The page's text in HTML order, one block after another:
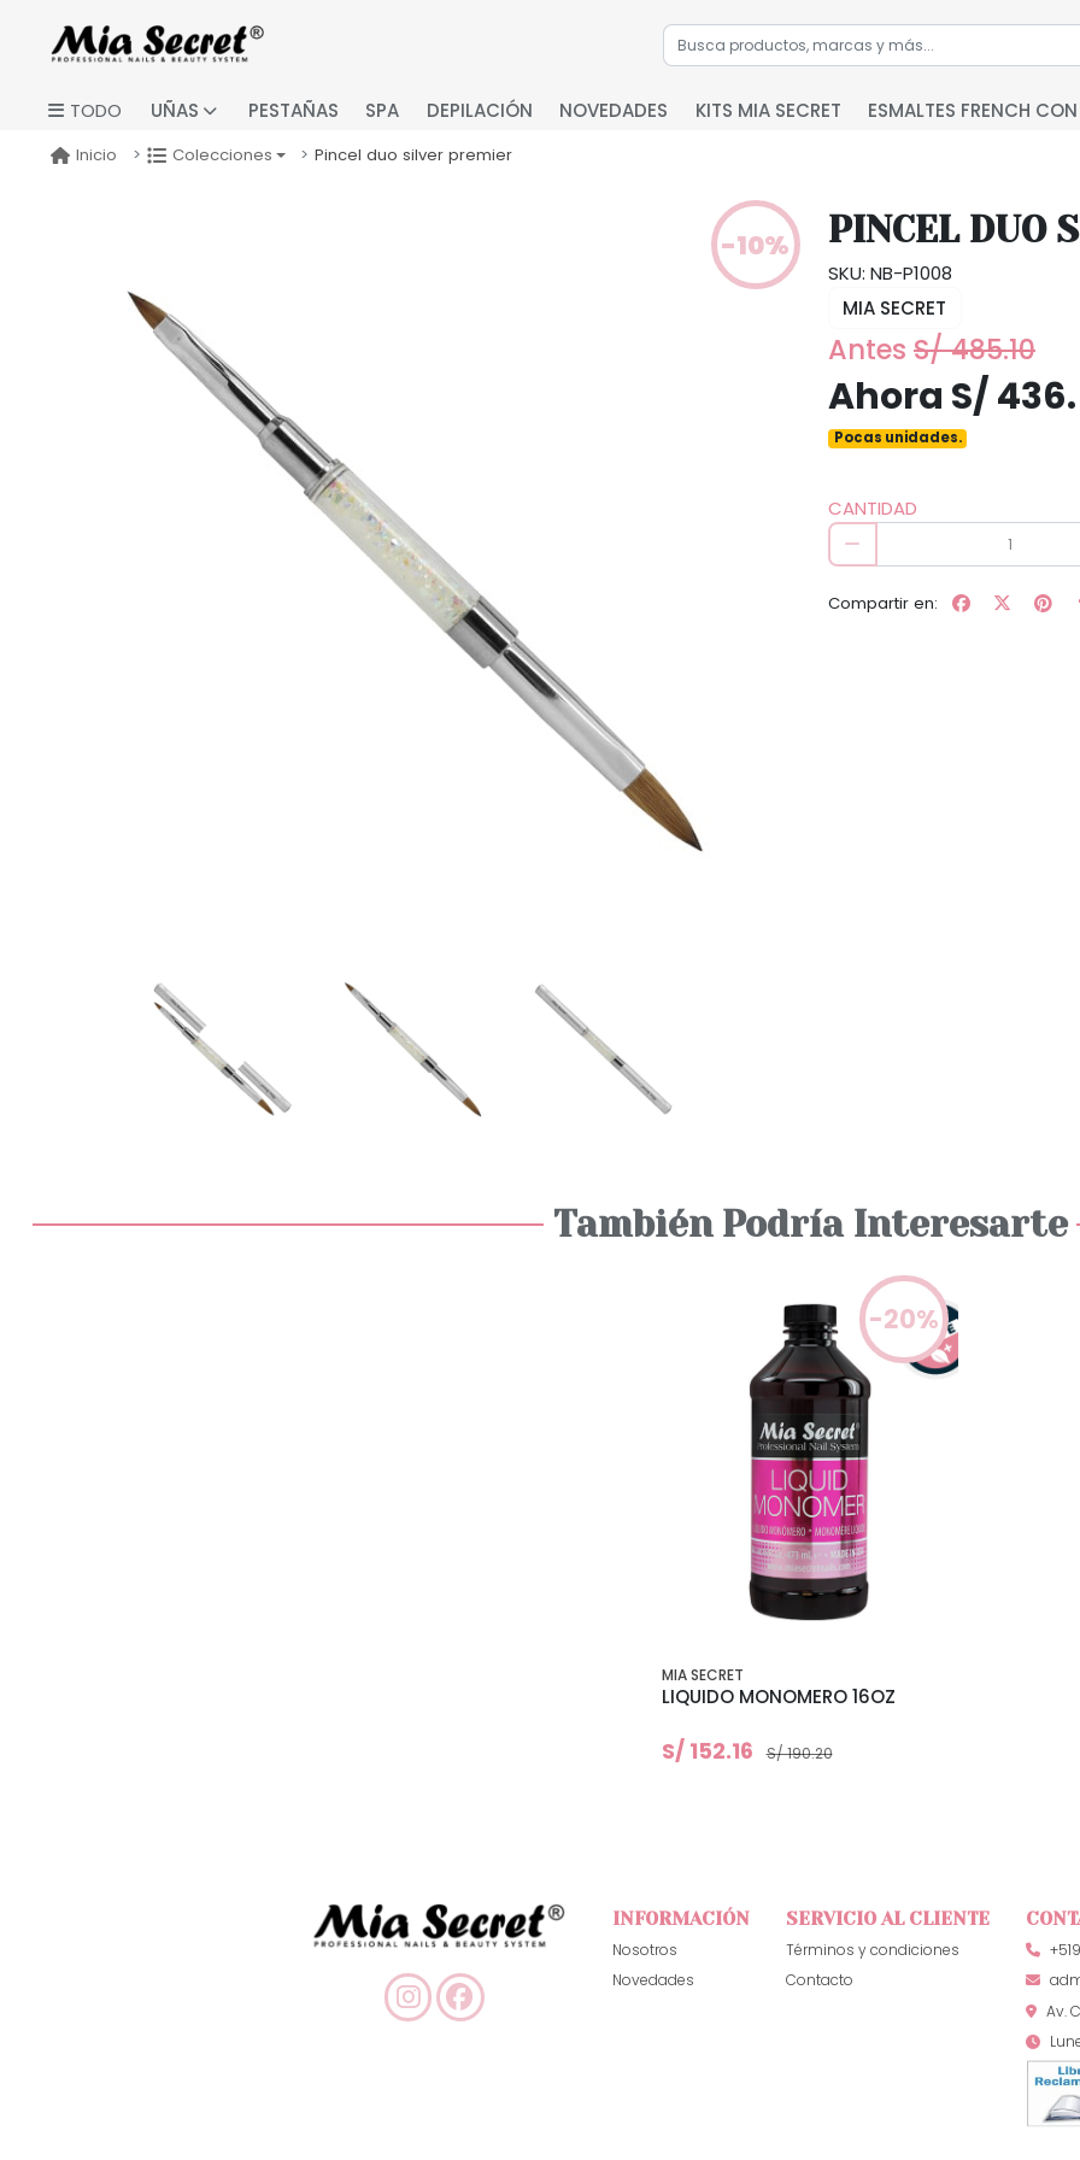
TODO UÑAS PESTAÑAS SPA DEPILACIÓN NOVEDADES KITS MIA SECRET ESMALTES FRENCH
Inicio Colecciones Pincel duo silver premier
-10% PINCEL DUO
SKU: NB-P1008
MIA SECRET
Antes S/ 485.10
Ahora S/
Pocas unidades.
CANTIDAD
Compartir en:
También Podría Interesarte
-20%
MIA SECRET
LIQUIDO MONOMERO 16OZ
S/ 152.16 S/ 190.20
INFORMACIÓN
Nosotros
Novedades
SERVICIO AL CLIENTE
Términos y condiciones
Contacto
Av.